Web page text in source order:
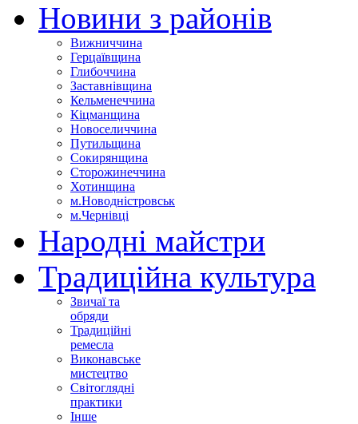
Новини з районів
Вижниччина
Герцаївщина
Глибоччина
Заставнівщина
Кельменеччина
Кіцманщина
Новоселиччина
Путильщина
Сокирянщина
Сторожинеччина
Хотинщина
м.Новодністровськ
м.Чернівці
Народні майстри
Традиційна культура
Звичаї та
обряди
Традиційні
ремесла
Виконавське
мистецтво
Світоглядні
практики
Інше